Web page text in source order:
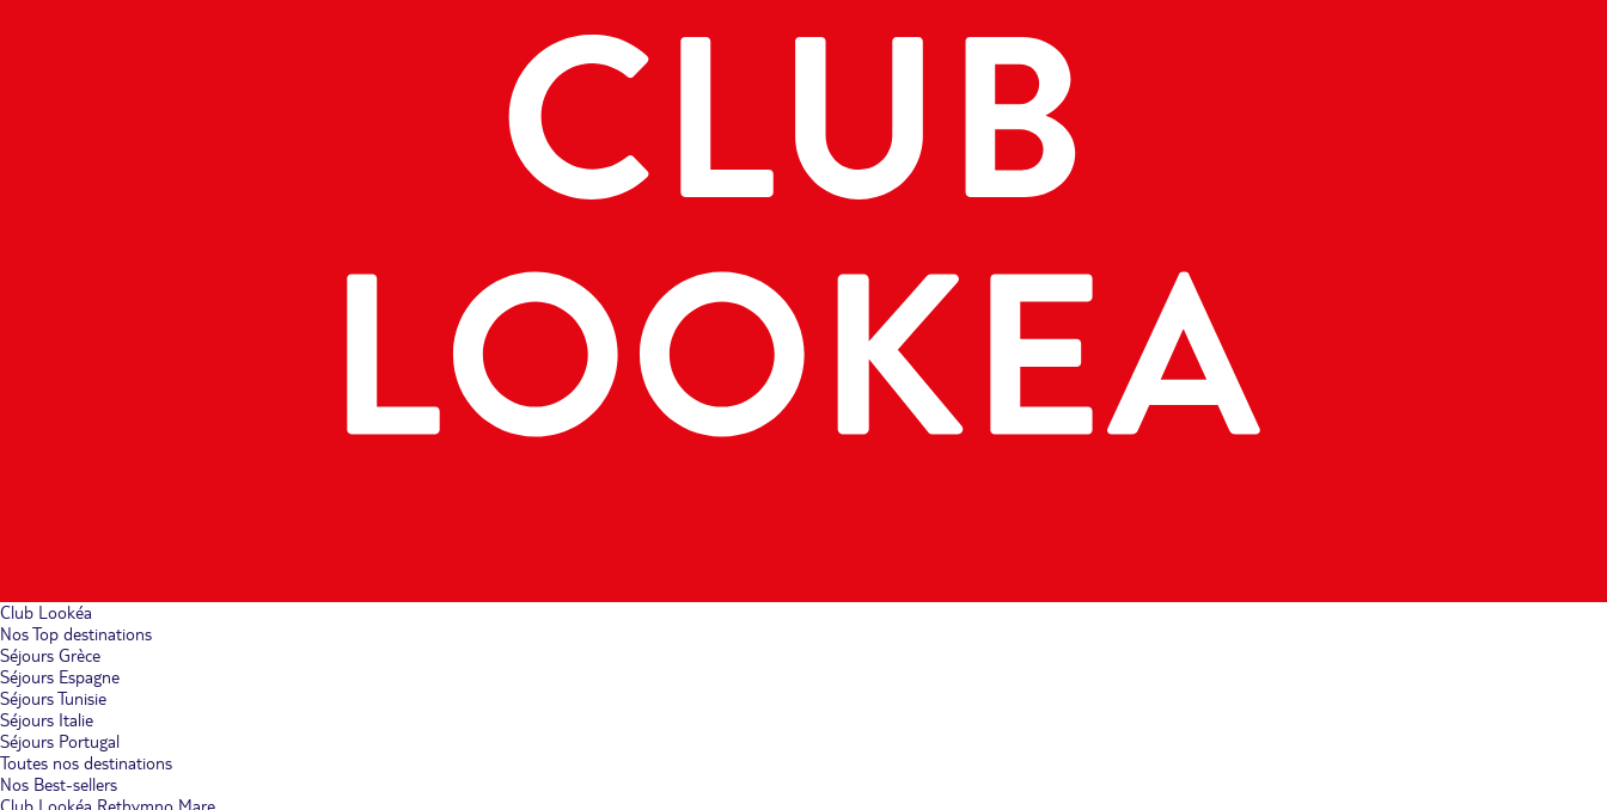
Club Lookéa
Nos Top destinations
Séjours Grèce
Séjours Espagne
Séjours Tunisie
Séjours Italie
Séjours Portugal
Toutes nos destinations
Nos Best-sellers